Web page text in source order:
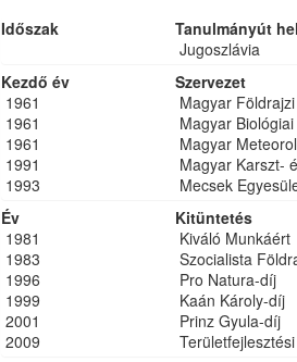
Időszak
Tanulmányút
Jugoszlávia
Kezdő év
Szervezet
1961
Magyar
1961
Magyar
1961
Magyar
1991
Magyar Karszt-
1993
Mecsek
Év
Kitüntetés
1981
Kiváló Munkáért
1983
Szocialista
1996
Pro Natura-díj
1999
Kaán Károly-díj
2001
Prinz Gyula-díj
2009